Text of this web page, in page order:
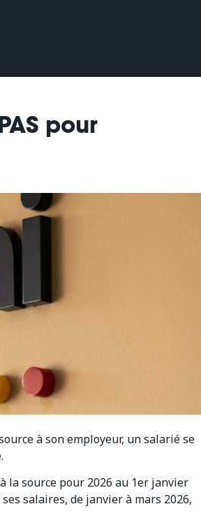
pour
à son employeur, un salarié se
la source pour 2026 au 1er janvier
salaires, de janvier à mars 2026,